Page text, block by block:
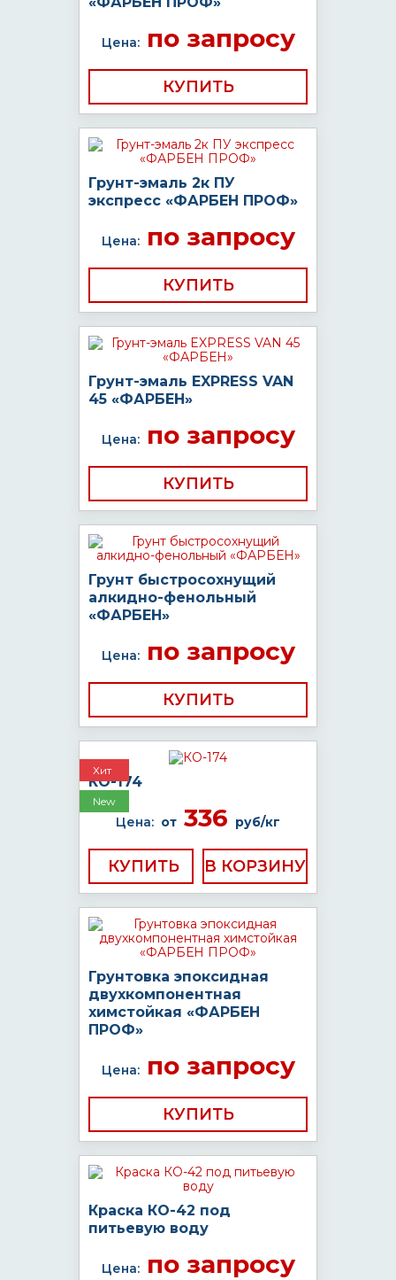
Цена:по запросу
КУПИТЬ
Грунт-эмаль 2к ПУ
экспресс «ФАРБЕН ПРОФ»
Цена:по запросу
КУПИТЬ
Грунт-эмаль EXPRESS VAN
45 «ФАРБЕН»
Цена:по запросу
КУПИТЬ
Грунт быстросохнущий
алкидно-фенольный
«ФАРБЕН»
Цена:по запросу
КУПИТЬ
Хит
New
КО-174
Цена: от 336 руб/кг
КУПИТЬ
Грунтовка эпоксидная
двухкомпонентная
химстойкая «ФАРБЕН
ПРОФ»
Цена:по запросу
КУПИТЬ
Краска КО-42 под
питьевую воду
Цена:по запросу